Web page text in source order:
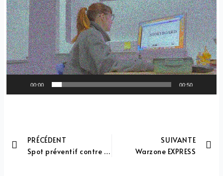
00:00 00:50
PrevPRÉCÉDENT
Spot préventif contre le cannabis
SUIVANTE
Warzone EXPRESS